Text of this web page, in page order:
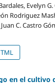
Evelyn
Rodriguez
C. Castro
en el cultivo